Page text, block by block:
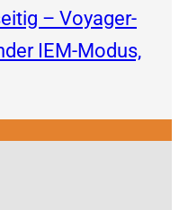
– Voyager-
IEM-Modus,